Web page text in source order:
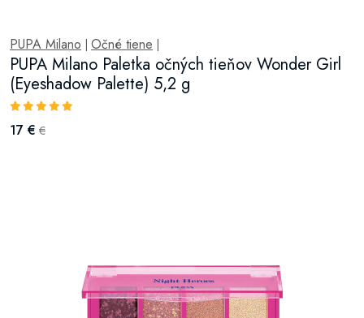
PUPA Milano Očné tiene
PUPA Milano Paletka očných tieňov Wonder Girl
(Eyeshadow Palette) 5,2 g
17 € €